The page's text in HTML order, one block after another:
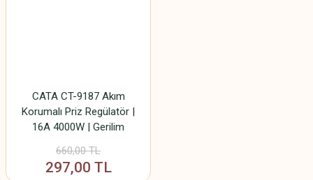
CATA CT-9187 Akım
Korumalı Priz Regülatör |
16A 4000W | Gerilim
Koruması, Elektrikli Cihazlar
İçin Güvenlik Prizi
660,00 TL
297,00 TL